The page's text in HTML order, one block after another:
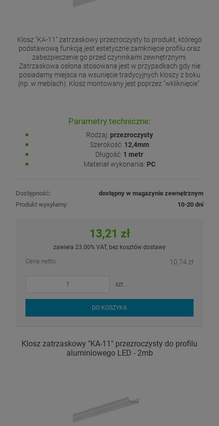
Klosz "KA-11" zatrzaskowy przezroczysty to produkt, którego
podstawową funkcją jest estetyczne zamknięcie profilu oraz
zabezpieczenie go przed czynnikami zewnętrznymi.
Zatrzaskowa osłona stosowana jest w przypadkach gdy nie
posiadamy miejsca na wsunięcie tradycyjnych kloszy z boku
(np. w meblach). Klosz montowany jest poprzez "wkliknięcie".
Parametry techniczne:
Rodzaj: przezroczysty
Szerokość: 12,4mm
Długość: 1 metr
Materiał wykonania: PC
Dostępność:
dostępny w magazynie zewnętrznym
Produkt wysyłamy:
10-20 dni
13,21 zł
zawiera 23.00% VAT, bez kosztów dostawy
Cena netto: 10,74 zł
szt.
DO KOSZYKA
Klosz zatrzaskowy "KA-11" przezroczysty do profilu
aluminiowego LED - 2mb